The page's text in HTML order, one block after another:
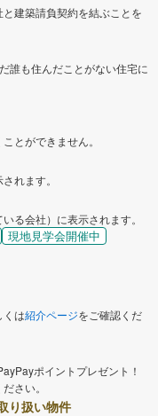
建築請負契約を結ぶことを
誰も住んだことがない住宅に
とができません。
れます。
る会社）に表示されます。
現地見学会開催中
くは紹介ページをご確認くだ
ポイントプレゼント！
さい。
り扱い物件